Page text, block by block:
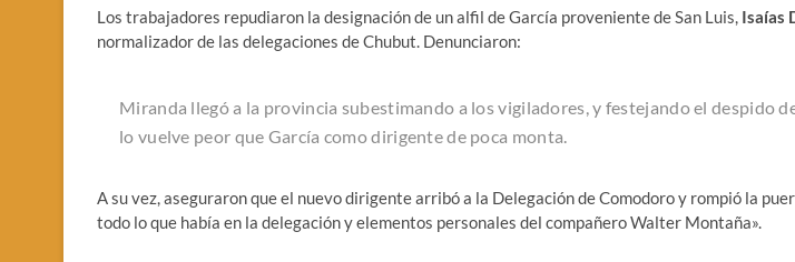
Los trabajadores repudiaron la designación de un alfil de García proveniente de San Luis, Isaías
normalizador de las delegaciones de Chubut. Denunciaron:
Miranda llegó a la provincia subestimando a los vigiladores, y festejando el despido
lo vuelve peor que García como dirigente de poca monta.
A su vez, aseguraron que el nuevo dirigente arribó a la Delegación de Comodoro y rompió la
todo lo que había en la delegación y elementos personales del compañero Walter Montaña».